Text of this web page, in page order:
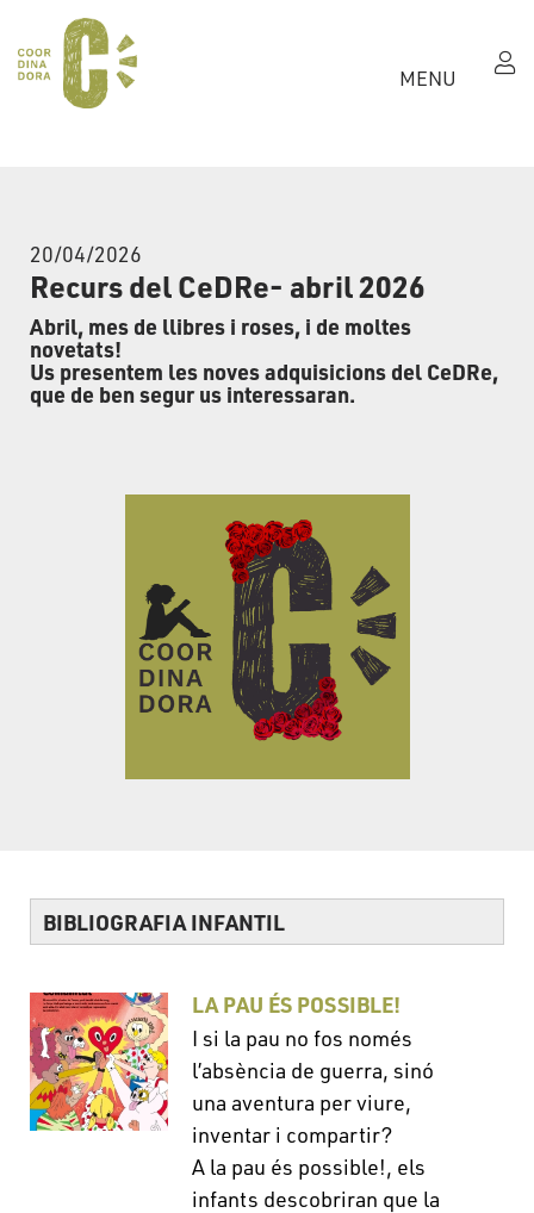
MENU
20/04/2026
Recurs del CeDRe- abril 2026
Abril, mes de llibres i roses, i de moltes
novetats!
Us presentem les noves adquisicions del CeDRe,
que de ben segur us interessaran.
BIBLIOGRAFIA INFANTIL
LA PAU ÉS POSSIBLE!
I si la pau no fos només
l’absència de guerra, sinó
una aventura per viure,
inventar i compartir?
A la pau és possible!, els
infants descobriran que la